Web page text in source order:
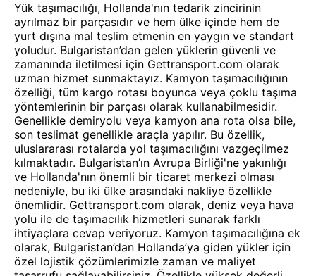
Yük taşımacılığı, Hollanda'nın tedarik zincirinin
ayrılmaz bir parçasıdır ve hem ülke içinde hem de
yurt dışına mal teslim etmenin en yaygın ve standart
yoludur. Bulgaristan’dan gelen yüklerin güvenli ve
zamanında iletilmesi için Gettransport.com olarak
uzman hizmet sunmaktayız. Kamyon taşımacılığının
özelliği, tüm kargo rotası boyunca veya çoklu taşıma
yöntemlerinin bir parçası olarak kullanabilmesidir.
Genellikle demiryolu veya kamyon ana rota olsa bile,
son teslimat genellikle araçla yapılır. Bu özellik,
uluslararası rotalarda yol taşımacılığını vazgeçilmez
kılmaktadır. Bulgaristan’ın Avrupa Birliği'ne yakınlığı
ve Hollanda'nın önemli bir ticaret merkezi olması
nedeniyle, bu iki ülke arasındaki nakliye özellikle
önemlidir. Gettransport.com olarak, deniz veya hava
yolu ile de taşımacılık hizmetleri sunarak farklı
ihtiyaçlara cevap veriyoruz. Kamyon taşımacılığına ek
olarak, Bulgaristan’dan Hollanda’ya giden yükler için
özel lojistik çözümlerimizle zaman ve maliyet